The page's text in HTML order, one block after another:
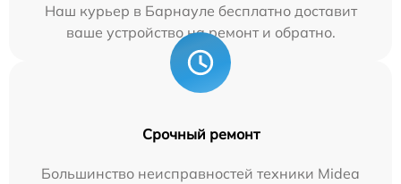
Наш курьер в Барнауле бесплатно доставит
ваше устройство на ремонт и обратно.
Срочный ремонт
Большинство неисправностей техники Midea